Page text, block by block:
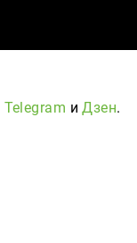
Telegram иДзен.